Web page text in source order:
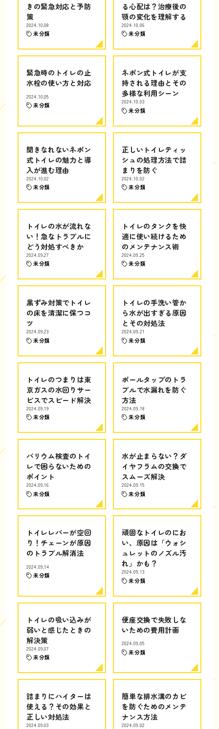
きの緊急対応と予防
策
2024.10.08
未分類
る心配は？治療後の
顎の変化を理解する
2024.10.06
未分類
緊急時のトイレの止
水栓の使い方と対応
2024.10.05
未分類
ネポン式トイレが支
持される理由とその
多様な利用シーン
2024.10.03
未分類
聞きなれないネポン
式トイレの魅力と導
入が進む理由
2024.10.02
未分類
正しいトイレティッ
シュの処理方法で詰
まりを防ぐ
2024.10.02
未分類
トイレの水が流れな
い！急なトラブルに
どう対処すべきか
2024.09.27
未分類
トイレのタンクを快
適に使い続けるため
のメンテナンス術
2024.09.25
未分類
黒ずみ対策でトイレ
の床を清潔に保つコ
ツ
2024.09.23
未分類
トイレの手洗い管か
ら水が出すぎる原因
とその対処法
2024.09.21
未分類
トイレのつまりは東
京ガスの水回りサー
ビスでスピード解決
2024.09.19
未分類
ボールタップのトラ
ブルで水漏れを防ぐ
方法
2024.09.18
未分類
バリウム検査のトイ
レで困らないための
ポイント
2024.09.16
未分類
水が止まらない？ダ
イヤフラムの交換で
スムーズ解決
2024.09.15
未分類
トイレレバーが空回
り！チェーンが原因
のトラブル解消法
2024.09.14
未分類
頑固なトイレのにお
い、原因は「ウォシ
ュレットのノズル汚
れ」かも？
2024.09.13
未分類
トイレの吸い込みが
弱いと感じたときの
解決策
2024.09.07
未分類
便座交換で失敗しな
いための費用計画
2024.09.05
未分類
詰まりにハイターは
使える？その効果と
正しい対処法
2024.09.03
簡単な排水溝のカビ
を防ぐためのメンテ
ナンス方法
2024.09.02